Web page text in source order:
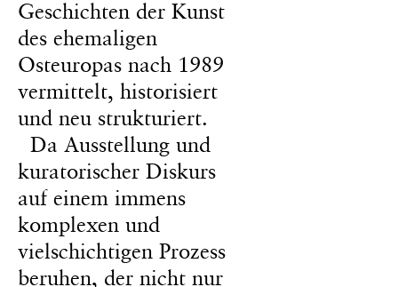
Geschichten der Kunst
des ehemaligen
Osteuropas nach 1989
vermittelt, historisiert
und neu strukturiert.
Da Ausstellung und
kuratorischer Diskurs
auf einem immens
komplexen und
vielschichtigen Prozess
beruhen, der nicht nur